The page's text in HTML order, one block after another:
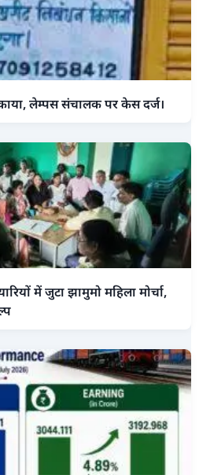
लेम्पस संचालक पर केस दर्ज।
में जुटा झामुमो महिला मोर्चा,